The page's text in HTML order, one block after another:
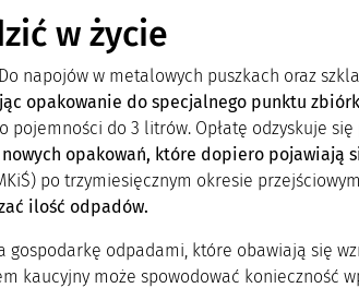
w życie
napojów w metalowych puszkach oraz
opakowanie do specjalnego punktu
do 3 litrów. Opłatę odzyskuje się
opakowań, które dopiero pojawiają
po trzymiesięcznym okresie
ilość odpadów.
odpadami, które obawiają się
kaucyjny może spowodować konieczność